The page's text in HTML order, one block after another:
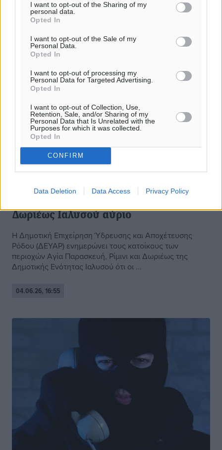
I want to opt-out of the Sharing of my
personal data.
Opted In
I want to opt-out of the Sale of my
Personal Data.
Opted In
I want to opt-out of processing my
Personal Data for Targeted Advertising.
Opted In
I want to opt-out of Collection, Use,
Retention, Sale, and/or Sharing of my
Personal Data that Is Unrelated with the
Purposes for which it was collected.
Opted In
CONFIRM
Data Deletion Data Access Privacy Policy
Παράταση διακοπής υδροδότησης στις
Δωριέως Ιαλυσού αύριο
Η Δημοτική Επιχείρηση Ύδρευσης και Αποχέτευσης
Ρόδου (ΔΕΥΑΡ) ενημερώνει τους κατοίκους των
περιοχών Αγία Παρασκευή, Ρίμινι και Δωριέως της
Δημοτικής Ενότητας Ιαλυσού ότι οι ...
04.06.26, 16:55